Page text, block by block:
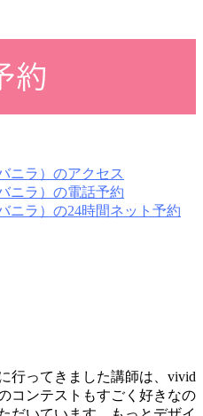
行ってきました講師は、vivid
コンテストもすごく好きなの